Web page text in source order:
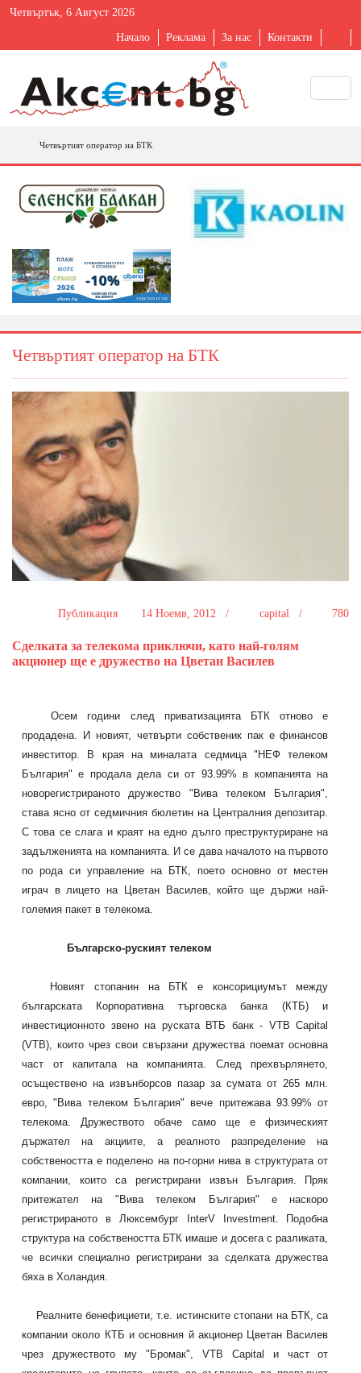
Четвъртък, 6 Август 2026
Начало Реклама За нас Контакти
Четвъртият оператор на БТК
Четвъртият оператор на БТК
Публикация 14 Ноемв, 2012 / capital / 780
Сделката за телекома приключи, като най-голям
акционер ще е дружество на Цветан Василев
Осем години след приватизацията БТК отново е
продадена. И новият, четвърти собственик пак е финансов
инвеститор. В края на миналата седмица "НЕФ телеком
България" е продала дела си от 93.99% в компанията на
новорегистрираното дружество "Вива телеком България",
става ясно от седмичния бюлетин на Централния депозитар.
С това се слага и краят на едно дълго преструктуриране на
задълженията на компанията. И се дава началото на първото
по рода си управление на БТК, поето основно от местен
играч в лицето на Цветан Василев, който ще държи най-
големия пакет в телекома.
Българско-руският телеком
Новият стопанин на БТК е консорициумът между
българската Корпоративна търговска банка (КТБ) и
инвестиционното звено на руската ВТБ банк - VTB Capital
(VTB), които чрез свои свързани дружества поемат основна
част от капитала на компанията. След прехвърлянето,
осъществено на извънборсов пазар за сумата от 265 млн.
евро, "Вива телеком България" вече притежава 93.99% от
телекома. Дружеството обаче само ще е физическият
държател на акциите, а реалното разпределение на
собствеността е поделено на по-горни нива в структурата от
компании, които са регистрирани извън България. Пряк
притежател на "Вива телеком България" е наскоро
регистрираното в Люксембург InterV Investment. Подобна
структура на собствеността БТК имаше и досега с разликата,
че всички специално регистрирани за сделката дружества
бяха в Холандия.
Реалните бенефициети, т.е. истинските стопани на БТК, са
компании около КТБ и основния й акционер Цветан Василев
чрез дружеството му "Бромак", VTB Capital и част от